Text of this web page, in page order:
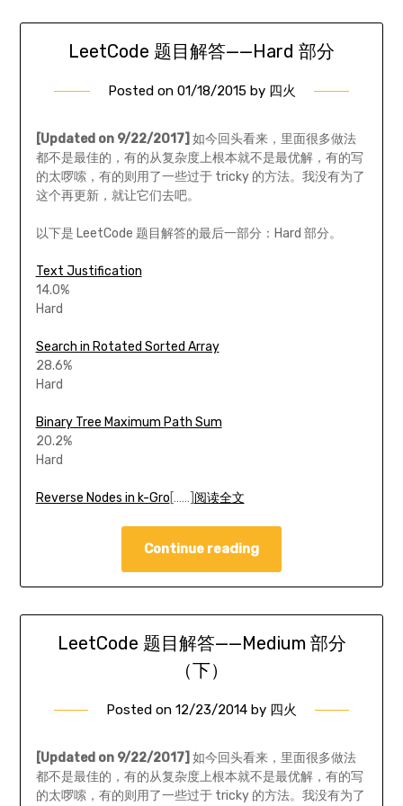
LeetCode 题目解答——Hard 部分
Posted on 01/18/2015by 四火
[Updated on 9/22/2017] 如今回头看来，里面很多做法
都不是最佳的，有的从复杂度上根本就不是最优解，有的写
的太啰嗦，有的则用了一些过于 tricky 的方法。我没有为了
这个再更新，就让它们去吧。
以下是 LeetCode 题目解答的最后一部分：Hard 部分。
Text Justification
14.0%
Hard
Search in Rotated Sorted Array
28.6%
Hard
Binary Tree Maximum Path Sum
20.2%
Hard
Reverse Nodes in k-Gro[……] 阅读全文
Continue reading
LeetCode 题目解答——Medium 部分
（下）
Posted on 12/23/2014 by 四火
[Updated on 9/22/2017] 如今回头看来，里面很多做法
都不是最佳的，有的从复杂度上根本就不是最优解，有的写
的太啰嗦，有的则用了一些过于 tricky 的方法。我没有为了